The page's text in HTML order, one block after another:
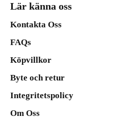
Lär känna oss
Kontakta Oss
FAQs
Köpvillkor
Byte och retur
Integritetspolicy
Om Oss